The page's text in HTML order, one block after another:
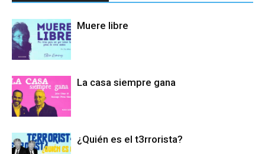
Muere libre
La casa siempre gana
¿Quién es el t3rrorista?